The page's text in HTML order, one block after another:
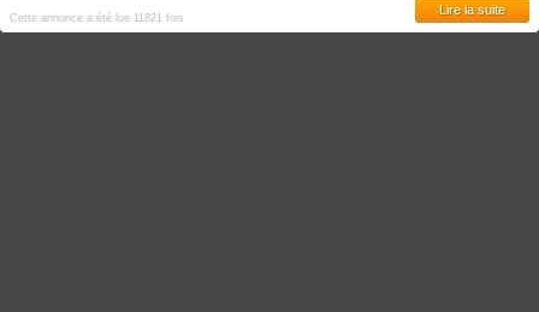
Cette annonce a été lue 11821 fois
Lire la suite